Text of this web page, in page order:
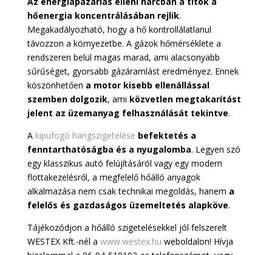
hőenergia koncentrálásában rejlik.
Megakadályozható, hogy a hő kontrollálatlanul
távozzon a környezetbe. A gázok hőmérséklete a
rendszeren belül magas marad, ami alacsonyabb
sűrűséget, gyorsabb gázáramlást eredményez. Ennek
köszönhetően a motor kisebb ellenállással
szemben dolgozik, ami közvetlen megtakarítást
jelent az üzemanyag felhasználását tekintve.
A kipufogó hangszigetelése befektetés a
fenntarthatóságba és a nyugalomba. Legyen szó
egy klasszikus autó felújításáról vagy egy modern
flottakezelésről, a megfelelő hőálló anyagok
alkalmazása nem csak technikai megoldás, hanem a
felelős és gazdaságos üzemeltetés alapköve.
Tájékozódjon a hőálló szigetelésekkel jól felszerelt
WESTEX Kft.-nél a www.westex.hu weboldalon! Hívja